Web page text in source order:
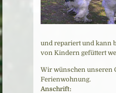
und repariert und kann
von Kindern gefüttert
Wir wünschen unseren
Ferienwohnung.
Anschrift: